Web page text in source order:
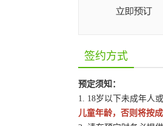
签约方式
预定须知：
1. 18岁以下未成年人
儿童年龄，否则将按